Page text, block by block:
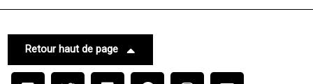
Retour haut de page